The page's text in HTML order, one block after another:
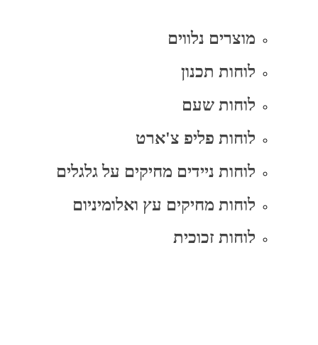
מוצרים נלווים
לוחות תכנון
לוחות שעם
לוחות פליפ צ'ארט
לוחות ניידים מחיקים על גלגלים
לוחות מחיקים עץ ואלומיניום
לוחות זכוכית